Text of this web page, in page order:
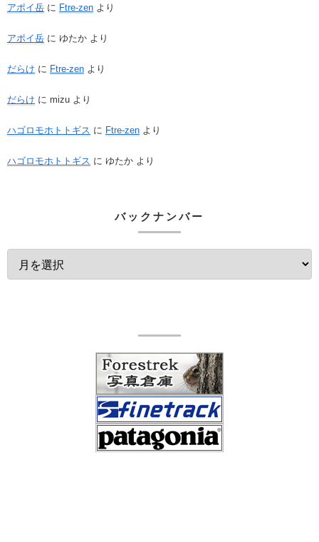
アポイ岳 に Ftre-zen より
アポイ岳 に ゆたか より
だらけ に Ftre-zen より
だらけ に mizu より
ハゴロモホトトギス に Ftre-zen より
ハゴロモホトトギス に ゆたか より
バックナンバー